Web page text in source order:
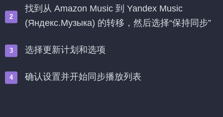
找到从 Amazon Music 到 Yandex Music
(Яндекс.Музыка) 的转移，然后选择“保持同步”
选择更新计划和选项
确认设置并开始同步播放列表